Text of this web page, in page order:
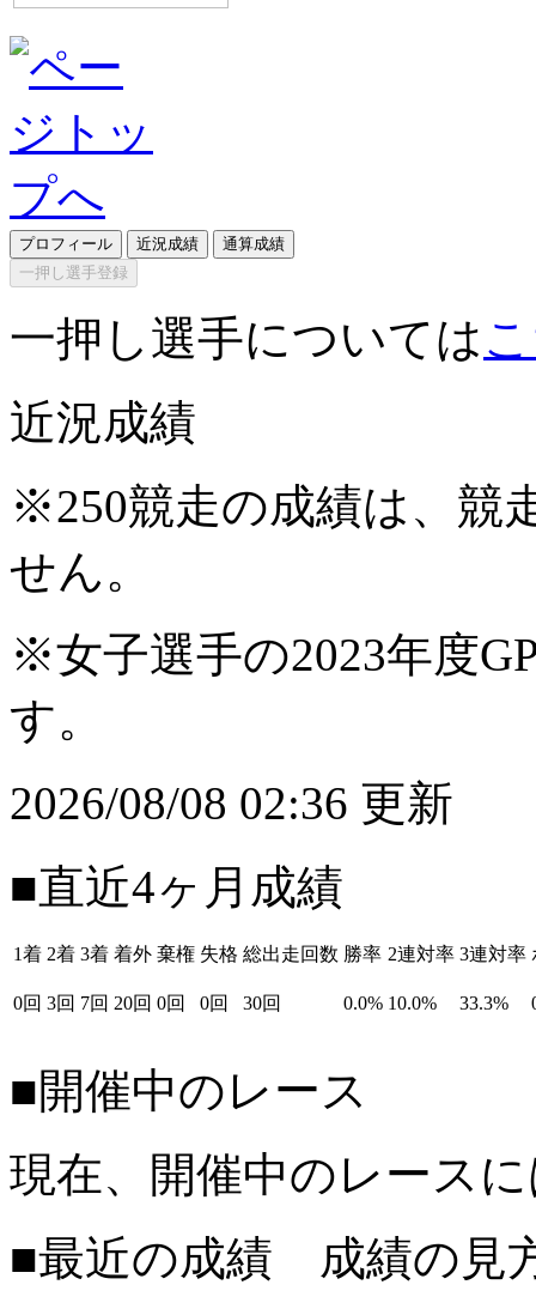
プロフィール 近況成績
通算成績
一押し選手登録
一押し選手については
近況成績
※250競走の成績は、競
せん。
※女子選手の2023年度
す。
2026/08/08 02:36 更新
■直近4ヶ月成績
1着 2着 3着 着外 棄権 失格 総出走回数 勝率 2連対率 3連対率
0回 3回 7回 20回 0回 0回 30回 0.0% 10.0% 33.3%
■開催中のレース
現在、開催中のレース
■最近の成績 成績の見